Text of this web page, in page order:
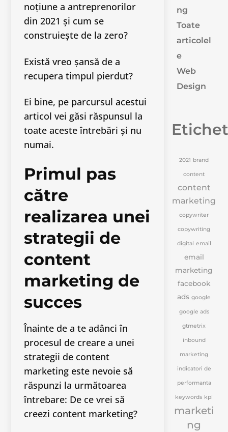
noțiune a antreprenorilor
din 2021 și cum se
construiește de la zero?
Există vreo șansă de a
recupera timpul pierdut?
Ei bine, pe parcursul acestui
articol vei găsi răspunsul la
toate aceste întrebări și nu
numai.
Primul pas
către
realizarea unei
strategii de
content
marketing de
succes
Înainte de a te adânci în
procesul de creare a unei
strategii de content
marketing este nevoie să
răspunzi la următoarea
întrebare: De ce vrei să
creezi content marketing?
ng
Toate
articolel
e
Web
Design
2021 brand
content
content
marketing
copywriter
copywriting
digital email
email
marketing
facebook
ads google
google ads
gtmetrix
inbound
marketing
indicatori de
performanta
keywords kpi
marketi
ng